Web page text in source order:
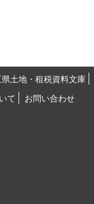
土地・租税資料文庫
て
お問い合わせ